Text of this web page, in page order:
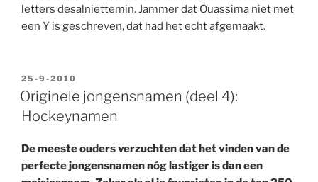
letters desalniettemin. Jammer dat Ouassima niet met
een Y is geschreven, dat had het echt afgemaakt.
GEPLAATST
OP
25-9-2010
Originele jongensnamen (deel 4):
Hockeynamen
De meeste ouders verzuchten dat het vinden van de
perfecte jongensnamen nóg lastiger is dan een